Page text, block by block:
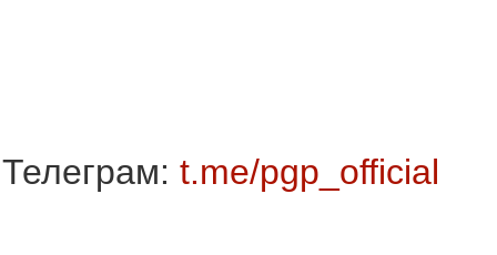
Телеграм: t.me/pgp_official